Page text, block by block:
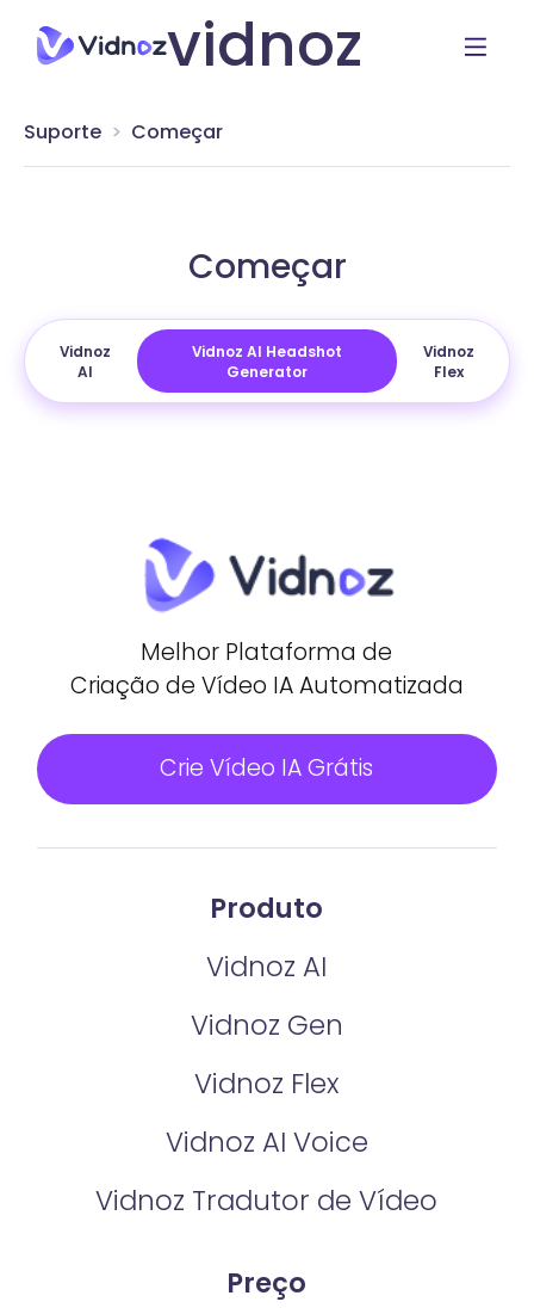
vidnoz
Suporte Começar
Começar
Vidnoz
AI
Vidnoz AI Headshot
Generator
Vidnoz
Flex
Melhor Plataforma de
Criação de Vídeo IA Automatizada
Crie Vídeo IA Grátis
Produto
Vidnoz AI
Vidnoz Gen
Vidnoz Flex
Vidnoz AI Voice
Vidnoz Tradutor de Vídeo
Preço